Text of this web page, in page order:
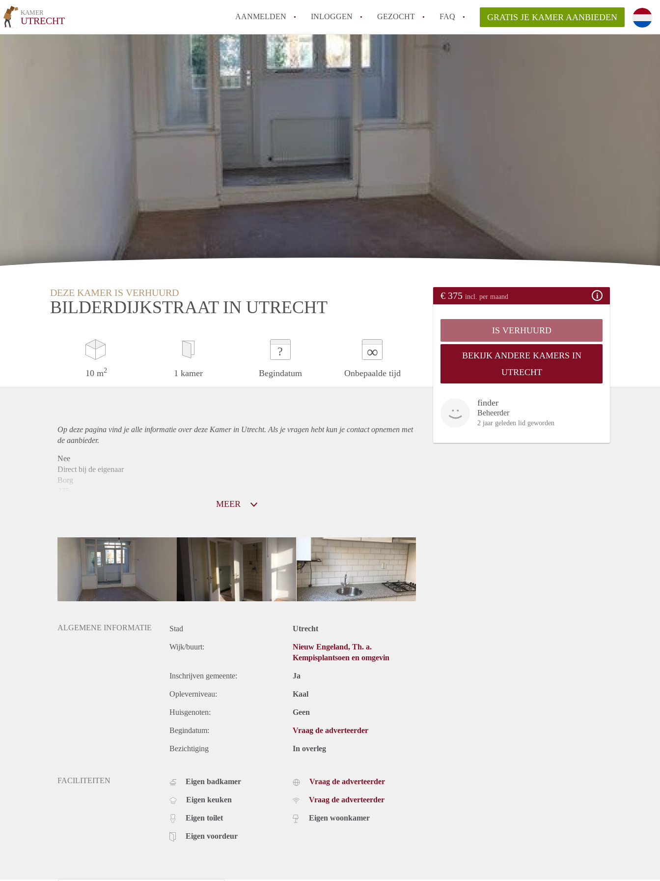
KAMER
UTRECHT AANMELDEN INLOGGEN GEZOCHT FAQ
Hoe vind ik snel een kamer in Utrecht?
Hoe moeilijk is het om een kamer te vinden in Utrecht?
Alle veelgestelde vragen
GRATIS JE KAMER AANBIEDEN
DEZE KAMER IS VERHUURD
BILDERDIJKSTRAAT IN UTRECHT
10 m2 1 kamer
?
Begindatum
∞
Onbepaalde tijd
€ 375 incl. per maand
IS VERHUURD
BEKIJK ANDERE KAMERS IN
UTRECHT
finder
Beheerder
2 jaar geleden lid geworden
Op deze pagina vind je alle informatie over deze Kamer in Utrecht. Als je vragen hebt kun je contact opnemen met
de aanbieder.
Nee
Direct bij de eigenaar
Borg
Inkomen eis
Huurtermijn
Onbepaalde termijn
Oplevering
Kaal
MEER
ALGEMENE INFORMATIE Stad Utrecht
Wijk/buurt:
Nieuw Engeland, Th. a.
Kempisplantsoen en omgevin
Inschrijven gemeente: Ja
Opleverniveau: Kaal
Huisgenoten: Geen
Begindatum: Vraag de adverteerder
Bezichtiging In overleg
FACILITEITEN Eigen badkamer
Eigen keuken
Eigen toilet
Eigen voordeur
Vraag de adverteerder
Vraag de adverteerder
Eigen woonkamer